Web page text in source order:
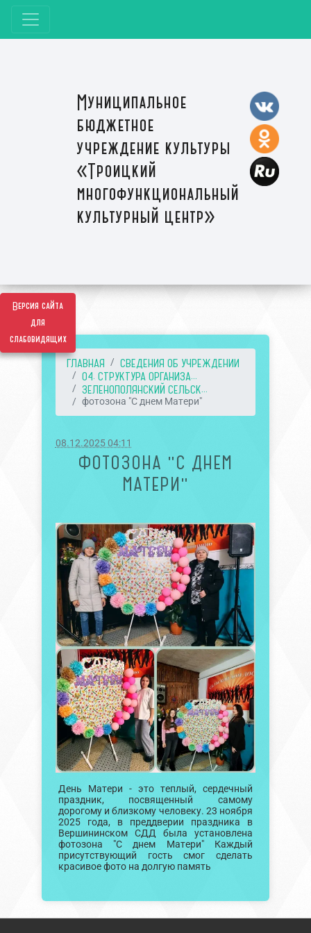
Версия сайта
для
слабовидящих
Муниципальное
бюджетное
учреждение культуры
«Троицкий
многофункциональный
культурный центр»
ГЛАВНАЯ
СВЕДЕНИЯ ОБ УЧРЕЖДЕНИИ
04. СТРУКТУРА ОРГАНИЗА...
ЗЕЛЕНОПОЛЯНСКИЙ СЕЛЬСК...
фотозона "С днем Матери"
08.12.2025 04:11
ФОТОЗОНА "С ДНЕМ
МАТЕРИ"
День Матери - это теплый, сердечный
праздник, посвященный самому
дорогому и близкому человеку. 23 ноября
2025 года, в преддверии праздника в
Вершининском СДД была установлена
фотозона "С днем Матери" Каждый
присутствующий гость смог сделать
красивое фото на долгую память